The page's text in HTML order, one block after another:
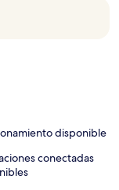
disponible
conectadas